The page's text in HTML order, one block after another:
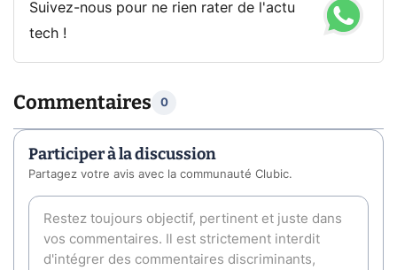
Suivez-nous pour ne rien rater de l'actu
tech !
Commentaires 0
Participer à la discussion
Partagez votre avis avec la communauté Clubic.